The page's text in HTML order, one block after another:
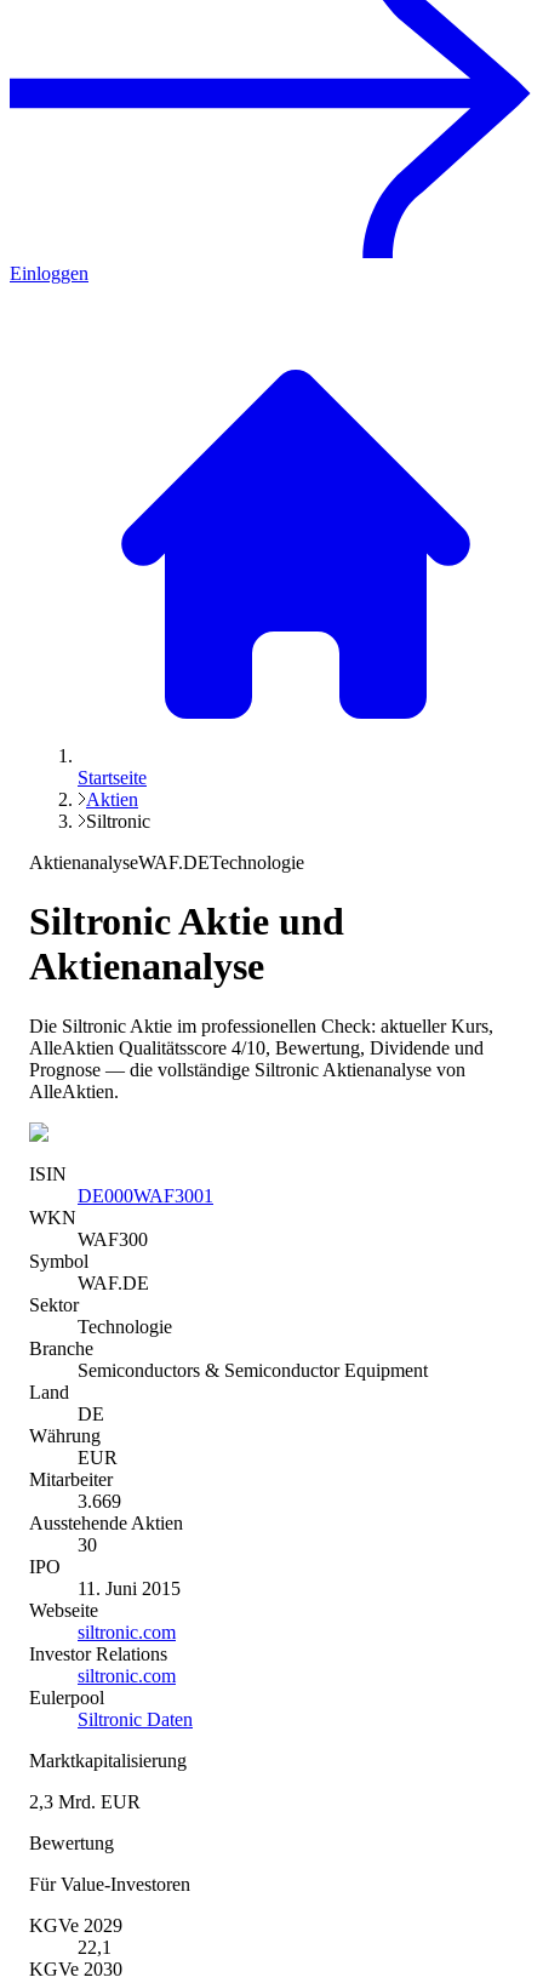
Einloggen
Startseite
Aktien
Siltronic
AktienanalyseWAF.DETechnologie
SiltronicAktie und
Aktienanalyse
Die Siltronic Aktie im professionellen Check: aktueller Kurs,
AlleAktien Qualitätsscore 4/10, Bewertung, Dividende und
Prognose — die vollständige Siltronic Aktienanalyse von
AlleAktien.
ISIN
DE000WAF3001
WKN
WAF300
Symbol
WAF.DE
Sektor
Technologie
Branche
Semiconductors & Semiconductor Equipment
Land
DE
Währung
EUR
Mitarbeiter
3.669
Ausstehende Aktien
30
IPO
11. Juni 2015
Webseite
siltronic.com
Investor Relations
siltronic.com
Eulerpool
Siltronic Daten
Marktkapitalisierung
2,3 Mrd. EUR
Bewertung
Für Value-Investoren
KGVe 2029
22,1
KGVe 2030